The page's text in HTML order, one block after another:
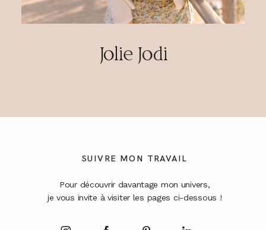
Jolie Jodi
SUIVRE MON TRAVAIL
Pour découvrir davantage mon univers,
je vous invite à visiter les pages ci-dessous !